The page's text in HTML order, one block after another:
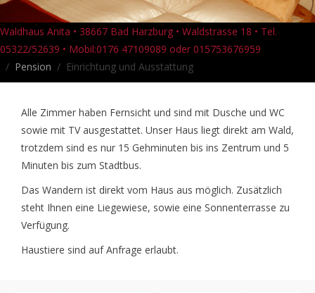
Waldhaus Anita • 38667 Bad Harzburg • Waldstrasse 18 • Tel.
05322/52639 • Mobil:0176 47109089 oder 015753676959
Pension
Einrichtung und Ausstattung
Alle Zimmer haben Fernsicht und sind mit Dusche und WC
sowie mit TV ausgestattet. Unser Haus liegt direkt am Wald,
trotzdem sind es nur 15 Gehminuten bis ins Zentrum und 5
Minuten bis zum Stadtbus.
Das Wandern ist direkt vom Haus aus möglich. Zusätzlich
steht Ihnen eine Liegewiese, sowie eine Sonnenterrasse zu
Verfügung.
Haustiere sind auf Anfrage erlaubt.